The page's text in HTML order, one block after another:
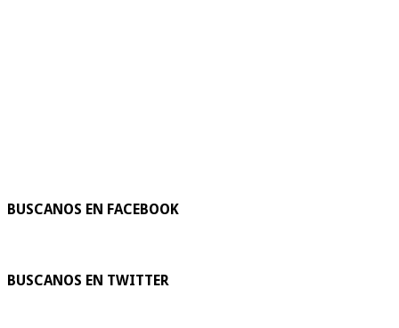
BUSCANOS EN FACEBOOK
BUSCANOS EN TWITTER